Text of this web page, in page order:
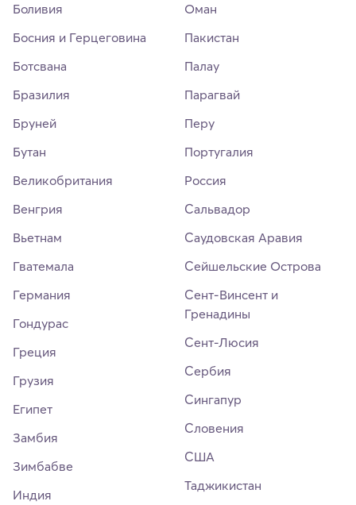
Боливия
Босния и Герцеговина
Ботсвана
Бразилия
Бруней
Бутан
Великобритания
Венгрия
Вьетнам
Гватемала
Германия
Гондурас
Греция
Грузия
Египет
Замбия
Зимбабве
Индия
Оман
Пакистан
Палау
Парагвай
Перу
Португалия
Россия
Сальвадор
Саудовская Аравия
Сейшельские Острова
Сент-Винсент и
Гренадины
Сент-Люсия
Сербия
Сингапур
Словения
США
Таджикистан